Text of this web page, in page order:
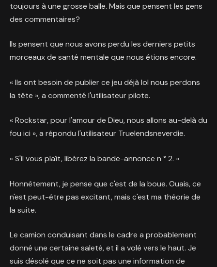
toujours à une grosse balle. Mais que pensent les gens
des commentaires?
Ils pensent que nous avons perdu les derniers petits
morceaux de santé mentale que nous étions encore.
« Ils ont besoin de publier ce jeu déjà lol nous perdons
la tête », a commenté l'utilisateur pilote.
« Rockstar, pour l'amour de Dieu, nous allons au-delà du
fou ici », a répondu l'utilisateur Truelendsneverdie.
« S'il vous plaît, libérez la bande-annonce n ° 2. »
Honnêtement, je pense que c'est de la boue. Ouais, ce
n'est peut-être pas excitant, mais c'est ma théorie de
la suite.
Le camion conduisant dans le cadre a probablement
donné une certaine saleté, et il a volé vers le haut. Je
suis désolé que ce ne soit pas une information de